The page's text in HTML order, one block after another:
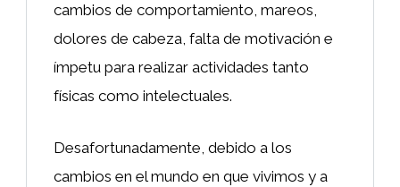
cambios de comportamiento, mareos,
dolores de cabeza, falta de motivación e
ímpetu para realizar actividades tanto
físicas como intelectuales.
Desafortunadamente, debido a los
cambios en el mundo en que vivimos y a